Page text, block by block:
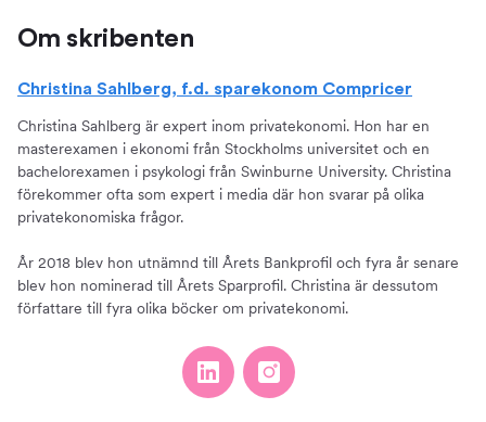
Om skribenten
Christina Sahlberg, f.d. sparekonom Compricer
Christina Sahlberg är expert inom privatekonomi. Hon har en
masterexamen i ekonomi från Stockholms universitet och en
bachelorexamen i psykologi från Swinburne University. Christina
förekommer ofta som expert i media där hon svarar på olika
privatekonomiska frågor.
År 2018 blev hon utnämnd till Årets Bankprofil och fyra år senare
blev hon nominerad till Årets Sparprofil. Christina är dessutom
författare till fyra olika böcker om privatekonomi.